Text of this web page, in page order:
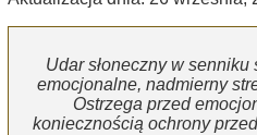
Udar słoneczny w
emocjonalne, nadmierny
Ostrzega przed
koniecznością ochrony